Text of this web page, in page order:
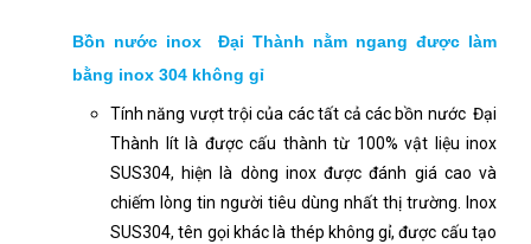
Bồn nước inox Đại Thành nằm ngang được làm
bằng inox 304 không gỉ
Tính năng vượt trội của các tất cả các bồn nước Đại
Thành lít là được cấu thành từ 100% vật liệu inox
SUS304, hiện là dòng inox được đánh giá cao và
chiếm lòng tin người tiêu dùng nhất thị trường. Inox
SUS304, tên gọi khác là thép không gỉ, được cấu tạo